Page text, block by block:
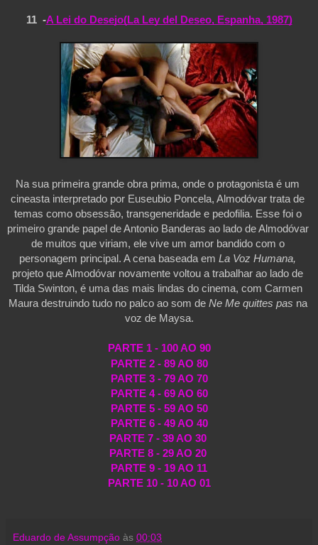
11  -A Lei do Desejo(La Ley del Deseo, Espanha, 1987)
Na sua primeira grande obra prima, onde o protagonista é um
cineasta interpretado por Euseubio Poncela, Almodóvar trata de
temas como obsessão, transgeneridade e pedofilia. Esse foi o
primeiro grande papel de Antonio Banderas ao lado de Almodóvar
de muitos que viriam, ele vive um amor bandido com o
personagem principal. A cena baseada em
projeto que Almodóvar novamente voltou a trabalhar ao lado de
Tilda Swinton, é uma das mais lindas do cinema, com Carmen
Maura destruindo tudo no palco ao som de Ne Me quittes pas na
voz de Maysa.
PARTE 1 - 100 AO 90
PARTE 2 - 89 AO 80
PARTE 3 - 79 AO 70
PARTE 4 - 69 AO 60
PARTE 5 - 59 AO 50
PARTE 6 - 49 AO 40
PARTE 7 - 39 AO 30
PARTE 8 - 29 AO 20
PARTE 9 - 19 AO 11
PARTE 10 - 10 AO 01
Eduardo de Assumpção às 00:03